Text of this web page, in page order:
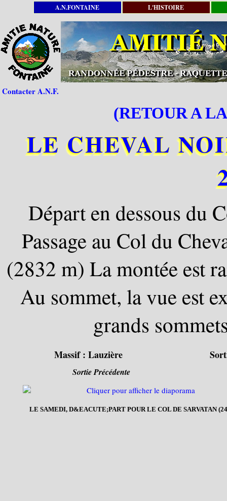
A.N.FONTAINE L'HISTOIRE
Contacter A.N.F.
(RETOUR A
LE CHEVAL
Départ en dessous du
Passage au Col du
(2832 m) La montée est
Au sommet, la vue est
grands
Massif :Lauzière
Sortie Précédente
LE SAMEDI, D&EACUTE;PART POUR LE COL DE SARVATAN